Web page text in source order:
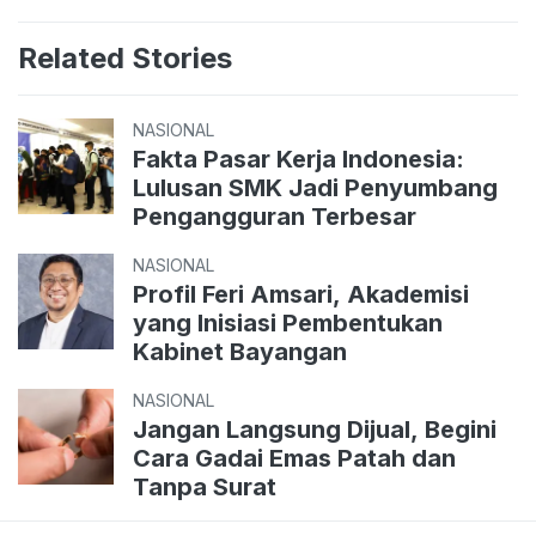
Related Stories
NASIONAL
Fakta Pasar Kerja Indonesia:
Lulusan SMK Jadi Penyumbang
Pengangguran Terbesar
NASIONAL
Profil Feri Amsari, Akademisi
yang Inisiasi Pembentukan
Kabinet Bayangan
NASIONAL
Jangan Langsung Dijual, Begini
Cara Gadai Emas Patah dan
Tanpa Surat